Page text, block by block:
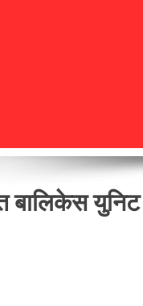
बालिकेस युनिट